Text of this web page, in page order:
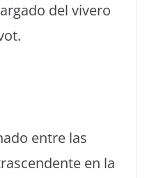
del vivero
entre las
en la